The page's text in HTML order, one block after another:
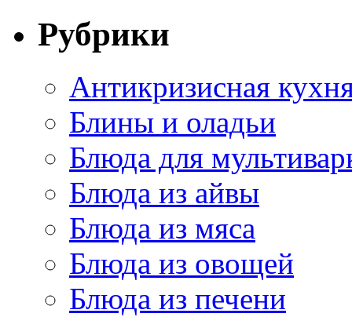
Рубрики
Антикризисная
Блины и оладьи
Блюда для
Блюда из айвы
Блюда из мяса
Блюда из овощей
Блюда из печени